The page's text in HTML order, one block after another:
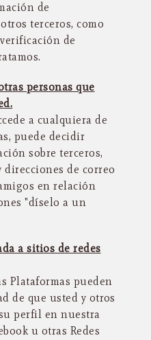
de
terceros, como
de
personas que
a cualquiera de
puede decidir
sobre terceros,
direcciones de correo
en relación
"díselo a un
a sitios de redes
Plataformas pueden
de que usted y otros
perfil en nuestra
u otras Redes